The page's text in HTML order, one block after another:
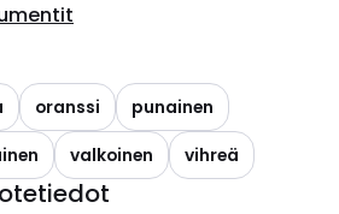
oranssi
punainen
valkoinen vihreä